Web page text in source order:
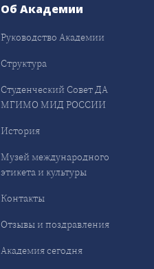
Об Академии
Руководство Академии
Структура
Студенческий Совет ДА
МГИМО МИД РОССИИ
История
Музей международного
этикета и культуры
Контакты
Отзывы и поздравления
Академия сегодня